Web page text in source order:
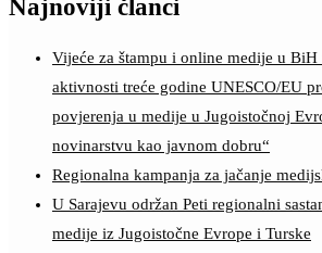
Najnoviji članci
Vijeće za štampu i online medije u BiH
aktivnosti treće godine UNESCO/EU
povjerenja u medije u Jugoistočnoj
novinarstvu kao javnom dobru“
Regionalna kampanja za jačanje
U Sarajevu održan Peti regionalni
medije iz Jugoistočne Evrope i Turske